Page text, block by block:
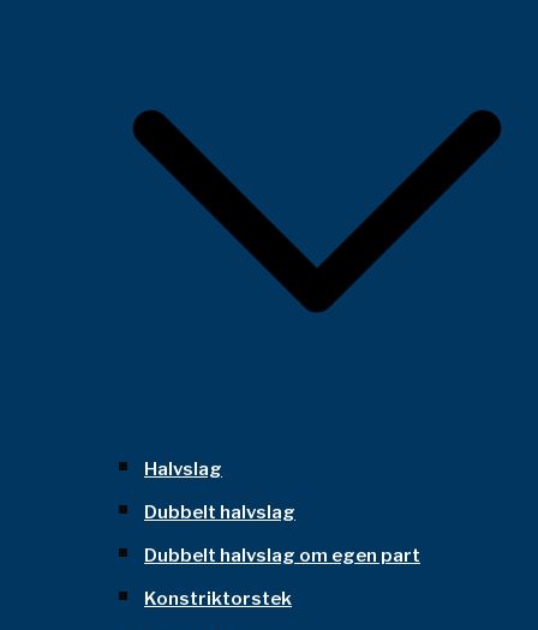
Halvslag
Dubbelt halvslag
Dubbelt halvslag om egen part
Konstriktorstek